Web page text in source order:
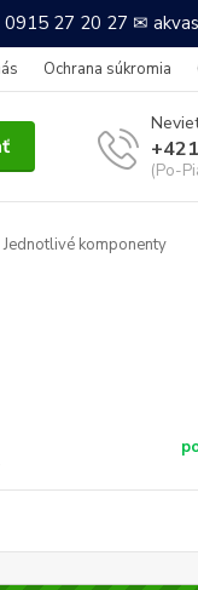
27 20 27 ✉
Ochrana súkromia
(Po-
Jednotlivé komponenty